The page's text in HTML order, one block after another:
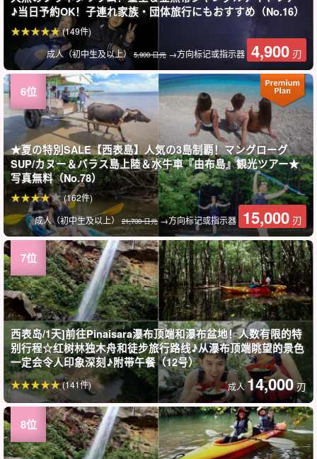
♪当日予約OK！子連れ家族・団体旅行にもおすすめ（No.16）
成人（初中生及以上） 5,900 日元 →方向标记或指示器 4,900 刃
(149件)
★夏の特別SALE【西表島】人気の3島制覇！マングローグ
SUP/カヌー＆バラス島上陸＆水牛車『由布島』観光ツアー★
写真無料（No.78）
成人（初中生及以上） 21,700 日元→方向标记或指示器 15,000 刃
(162件)
西表岛/1天]前往Pinaisara瀑布顶端和瀑布盆地！人数有限的特
别行程☆红树林独木舟和徒步旅行路线♪从瀑布顶端眺望的景色
一定会令人印象深刻♪附带午餐（12号）
成人14,000 刃
(141件)